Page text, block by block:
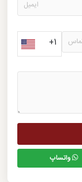
+1
واتساپ